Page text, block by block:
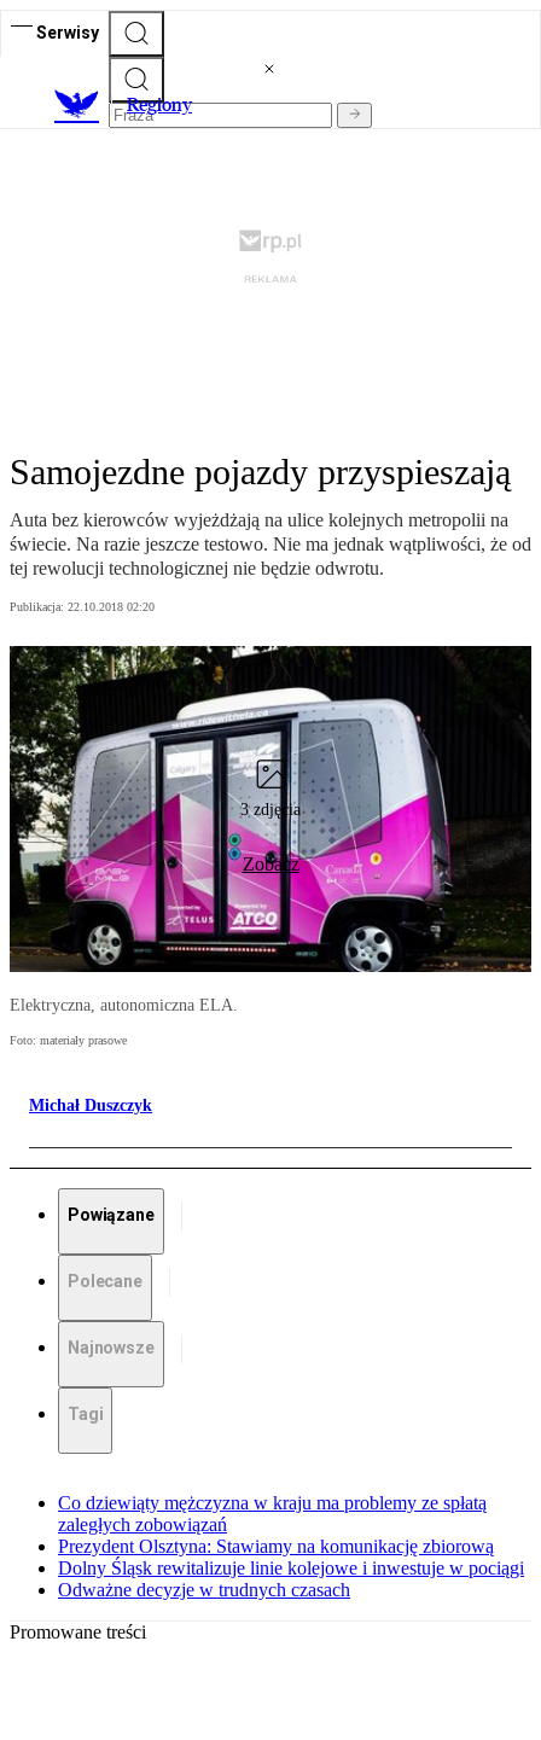
Serwisy
Regiony
Samojezdne pojazdy przyspieszają
Auta bez kierowców wyjeżdżają na ulice kolejnych metropolii na
świecie. Na razie jeszcze testowo. Nie ma jednak wątpliwości, że od
tej rewolucji technologicznej nie będzie odwrotu.
Publikacja: 22.10.2018 02:20
3 zdjęcia
Zobacz
Elektryczna, autonomiczna ELA.
Foto: materiały prasowe
Michał Duszczyk
Powiązane
Polecane
Najnowsze
Tagi
Co dziewiąty mężczyzna w kraju ma problemy ze spłatą
zaległych zobowiązań
Prezydent Olsztyna: Stawiamy na komunikację zbiorową
Dolny Śląsk rewitalizuje linie kolejowe i inwestuje w pociągi
Odważne decyzje w trudnych czasach
Promowane treści